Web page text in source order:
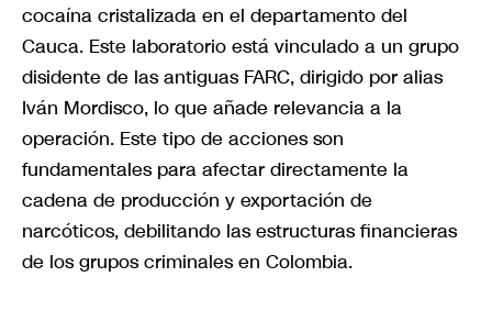
cocaína cristalizada en el departamento del
Cauca. Este laboratorio está vinculado a un grupo
disidente de las antiguas FARC, dirigido por alias
Iván Mordisco, lo que añade relevancia a la
operación. Este tipo de acciones son
fundamentales para afectar directamente la
cadena de producción y exportación de
narcóticos, debilitando las estructuras financieras
de los grupos criminales en Colombia.